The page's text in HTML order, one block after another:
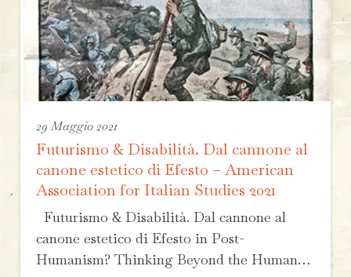
29 Maggio 2021
Futurismo & Disabilità. Dal cannone al
canone estetico di Efesto – American
Association for Italian Studies 2021
Futurismo & Disabilità. Dal cannone al
canone estetico di Efesto in Post-
Humanism? Thinking Beyond the Human…